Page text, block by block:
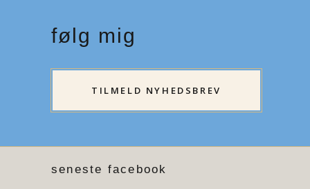
følg mig
TILMELD NYHEDSBREV
seneste facebook